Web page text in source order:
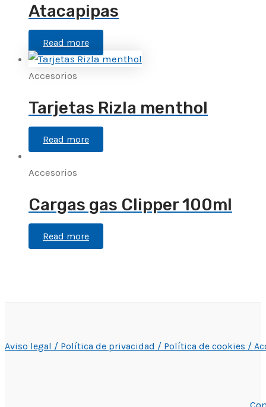
Atacapipas
Read more
Accesorios
Tarjetas Rizla menthol
Read more
Accesorios
Cargas gas Clipper 100ml
Read more
Aviso legal / Política de privacidad / Política de cookies /